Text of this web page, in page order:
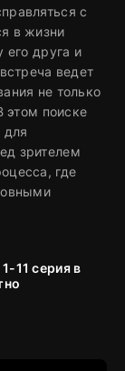
с
в жизни
его друга и
ведет
не только
этом поиске
зрителем
где
11 серия в